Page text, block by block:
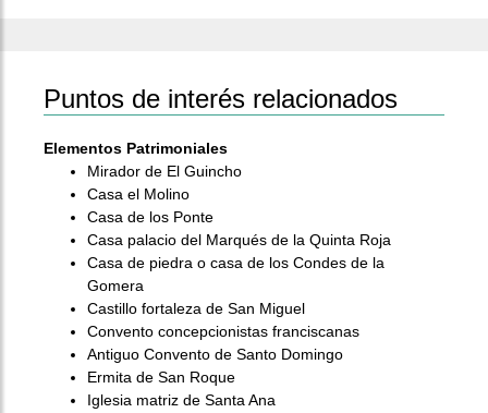
Puntos de interés relacionados
Elementos Patrimoniales
Mirador de El Guincho
Casa el Molino
Casa de los Ponte
Casa palacio del Marqués de la Quinta Roja
Casa de piedra o casa de los Condes de la
Gomera
Castillo fortaleza de San Miguel
Convento concepcionistas franciscanas
Antiguo Convento de Santo Domingo
Ermita de San Roque
Iglesia matriz de Santa Ana